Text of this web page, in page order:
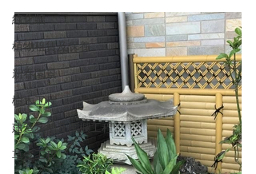
綠化牆
植物租賃及保養
新春園景
樹木工程
建造花槽及圍欄工程
草皮工程